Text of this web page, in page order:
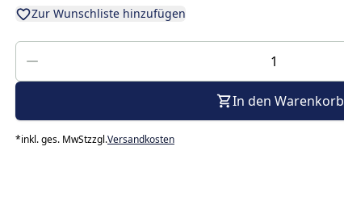
Zur Wunschliste hinzufügen
In den Warenkorb
*inkl. ges. MwStzzgl.Versandkosten